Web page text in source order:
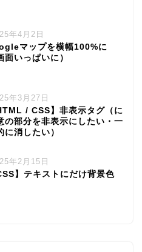
年4月2日
マップを横幅100%に
面いっぱいに）
年3月27日
/ CSS】非表示タグ（に
の部分を非表示にしたい・一
に消したい）
年2月15日
】テキストにだけ背景色